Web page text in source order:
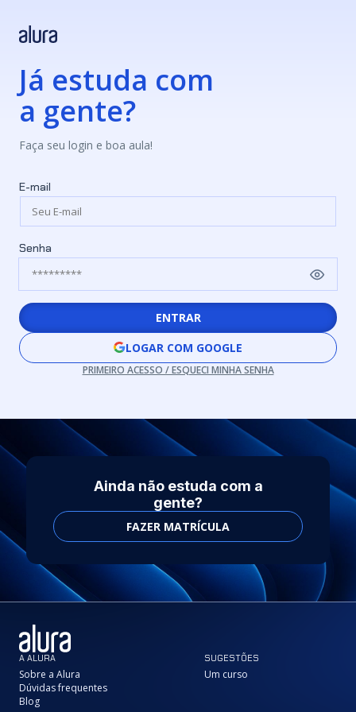
Já estuda com
a gente?
Faça seu login e boa aula!
E-mail
Senha
ENTRAR
LOGAR COM GOOGLE
PRIMEIRO ACESSO / ESQUECI MINHA SENHA
Ainda não estuda com a
gente?
FAZER MATRÍCULA
A ALURA
Sobre a Alura
Dúvidas frequentes
Blog
SUGESTÕES
Um curso